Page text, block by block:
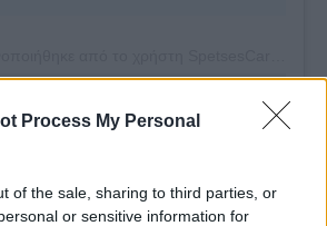
Process My Personal
of the sale, sharing to third parties, or
or sensitive information for
18/11/2025